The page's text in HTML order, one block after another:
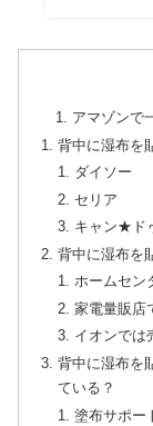
アマゾンで
背中に湿布を
ダイソー
セリア
キャン★ド
背中に湿布を
ホームセン
家電量販店
イオンでは
背中に湿布を
ている？
塗布サポー